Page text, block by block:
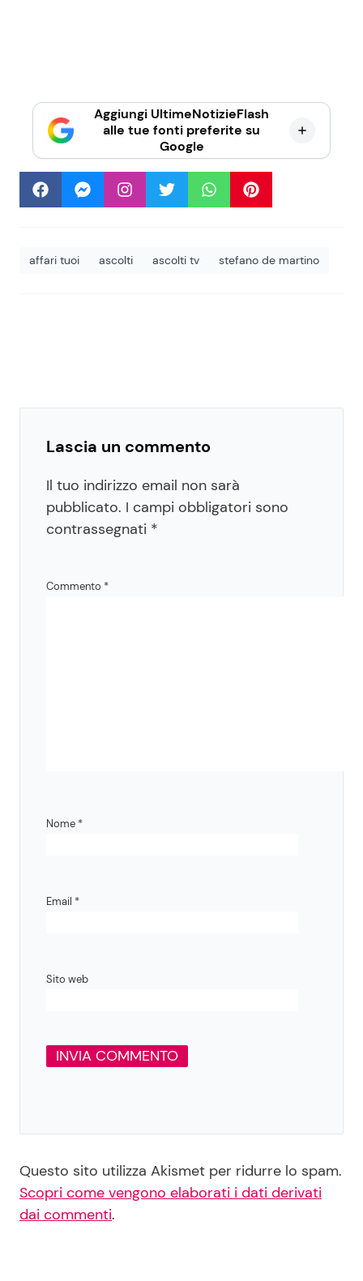
Aggiungi UltimeNotizieFlash
alle tue fonti preferite su
Google
affari tuoi ascolti ascolti tv stefano de martino
Lascia un commento
Il tuo indirizzo email non sarà
pubblicato. I campi obbligatori sono
contrassegnati *
Commento *
Nome *
Email *
Sito web
Questo sito utilizza Akismet per ridurre lo spam.
Scopri come vengono elaborati i dati derivati
dai commenti.